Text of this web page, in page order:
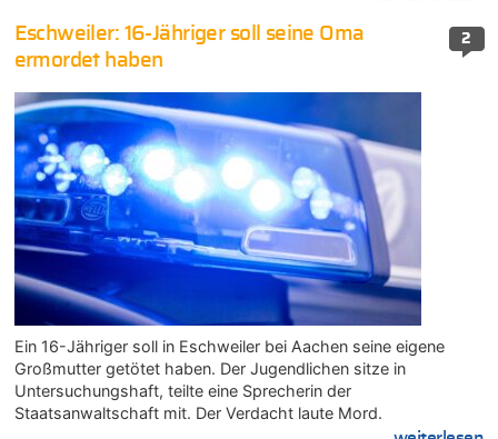
2
Eschweiler: 16-Jähriger soll seine Oma
ermordet haben
Ein 16-Jähriger soll in Eschweiler bei Aachen seine eigene
Großmutter getötet haben. Der Jugendlichen sitze in
Untersuchungshaft, teilte eine Sprecherin der
Staatsanwaltschaft mit. Der Verdacht laute Mord.